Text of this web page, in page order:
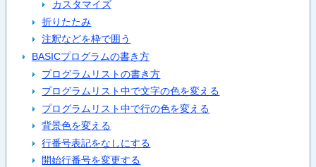
カスタマイズ
折りたたみ
注釈などを枠で囲う
BASICプログラムの書き方
プログラムリストの書き方
プログラムリスト中で文字の色を変える
プログラムリスト中で行の色を変える
背景色を変える
行番号表記をなしにする
開始行番号を変更する